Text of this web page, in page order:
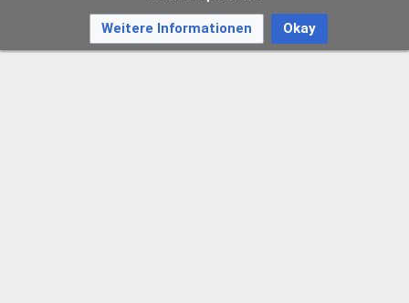
Weitere Informationen Okay